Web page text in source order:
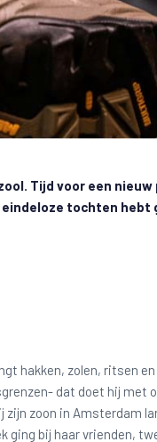
Tijd voor een
tochten hebt
hakken, zolen, ritsen
dat doet hij met
zoon in Amsterdam
bij haar vrienden,